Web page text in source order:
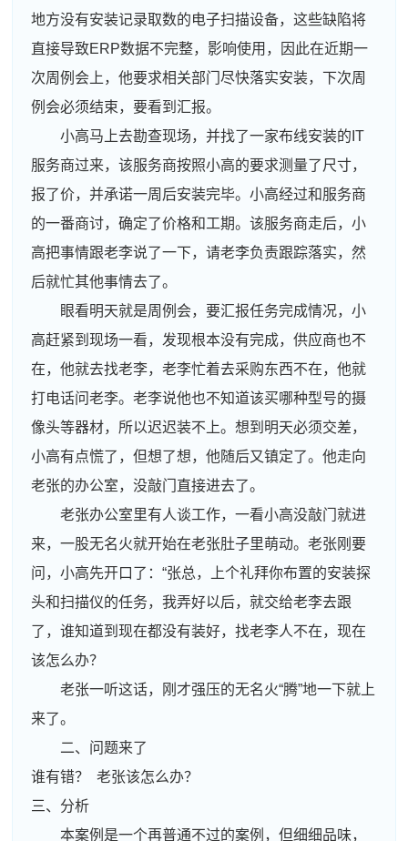
地方没有安装记录取数的电子扫描设备，这些缺陷将
直接导致ERP数据不完整，影响使用，因此在近期一
次周例会上，他要求相关部门尽快落实安装，下次周
例会必须结束，要看到汇报。
小高马上去勘查现场，并找了一家布线安装的IT
服务商过来，该服务商按照小高的要求测量了尺寸，
报了价，并承诺一周后安装完毕。小高经过和服务商
的一番商讨，确定了价格和工期。该服务商走后，小
高把事情跟老李说了一下，请老李负责跟踪落实，然
后就忙其他事情去了。
眼看明天就是周例会，要汇报任务完成情况，小
高赶紧到现场一看，发现根本没有完成，供应商也不
在，他就去找老李，老李忙着去采购东西不在，他就
打电话问老李。老李说他也不知道该买哪种型号的摄
像头等器材，所以迟迟装不上。想到明天必须交差，
小高有点慌了，但想了想，他随后又镇定了。他走向
老张的办公室，没敲门直接进去了。
老张办公室里有人谈工作，一看小高没敲门就进
来，一股无名火就开始在老张肚子里萌动。老张刚要
问，小高先开口了：“张总，上个礼拜你布置的安装探
头和扫描仪的任务，我弄好以后，就交给老李去跟
了，谁知道到现在都没有装好，找老李人不在，现在
该怎么办？
老张一听这话，刚才强压的无名火“腾”地一下就上
来了。
二、问题来了
谁有错？ 老张该怎么办？
三、分析
本案例是一个再普通不过的案例，但细细品味，